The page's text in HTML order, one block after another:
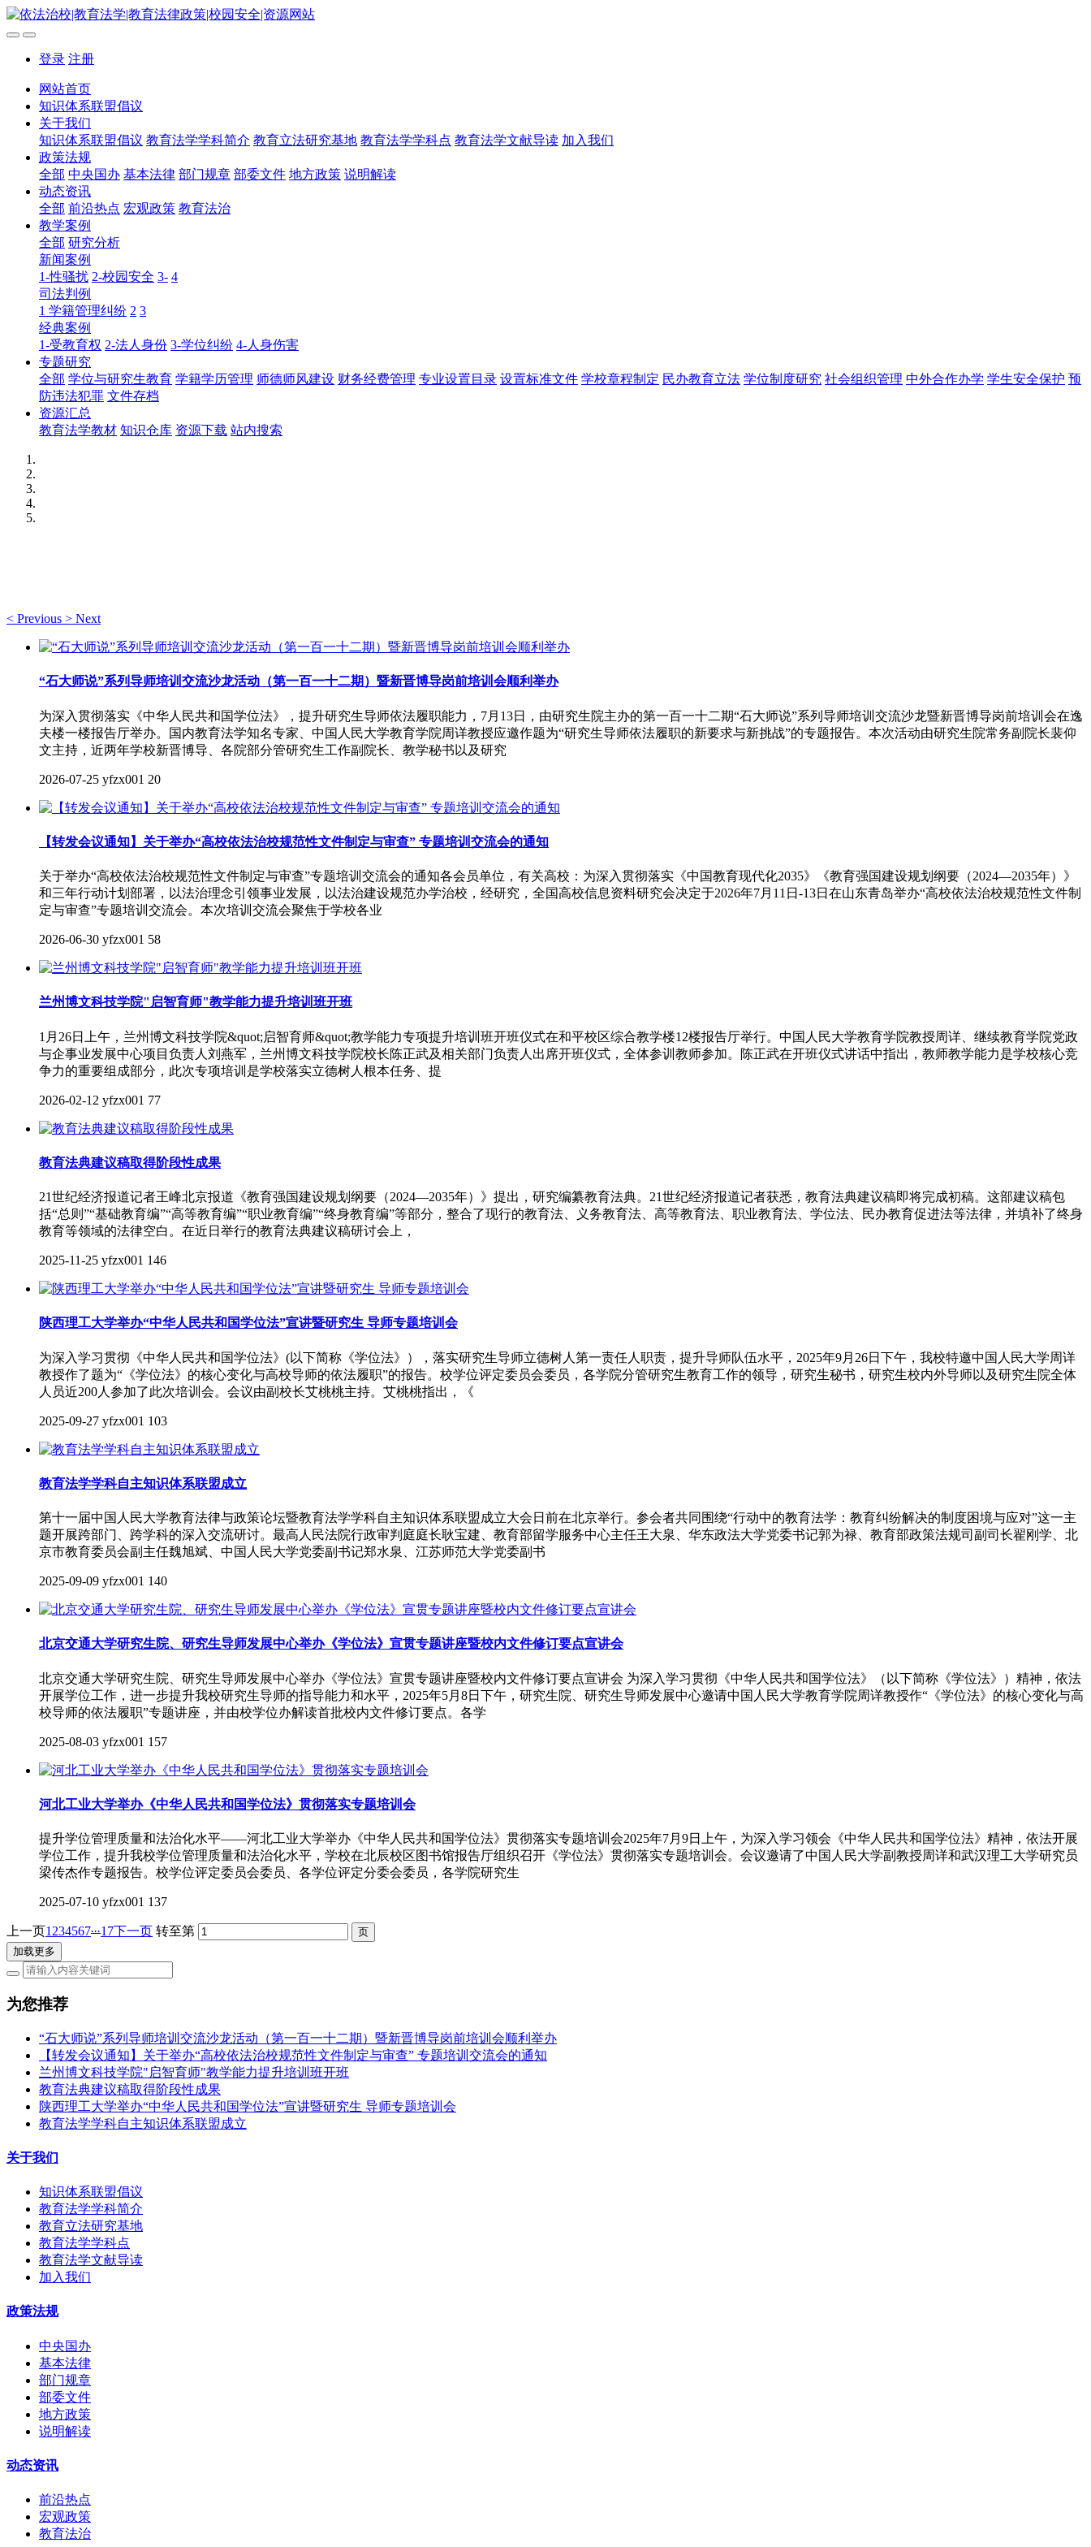
登录 注册
网站首页
知识体系联盟倡议
关于我们
知识体系联盟倡议 教育法学学科简介 教育立法研究基地 教育法学学科点 教育法学文献导读 加入我们
政策法规
全部 中央国办 基本法律 部门规章 部委文件 地方政策 说明解读
动态资讯
全部 前沿热点 宏观政策 教育法治
教学案例
全部 研究分析
新闻案例
1-性骚扰 2-校园安全 3- 4
司法判例
1 学籍管理纠纷 2 3
经典案例
1-受教育权 2-法人身份 3-学位纠纷 4-人身伤害
专题研究
全部 学位与研究生教育 学籍学历管理 师德师风建设 财务经费管理 专业设置目录 设置标准文件 学校章程制定 民办教育立法 学位制度研究 社会组织管理 中外合作办学 学生安全保护 预
防违法犯罪 文件存档
资源汇总
教育法学教材 知识仓库 资源下载 站内搜索
< Previous > Next
“石大师说”系列导师培训交流沙龙活动（第一百一十二期）暨新晋博导岗前培训会顺利举办
为深入贯彻落实《中华人民共和国学位法》，提升研究生导师依法履职能力，7月13日，由研究生院主办的第一百一十二期“石大师说”系列导师培训交流沙龙暨新晋博导岗前培训会在逸
夫楼一楼报告厅举办。国内教育法学知名专家、中国人民大学教育学院周详教授应邀作题为“研究生导师依法履职的新要求与新挑战”的专题报告。本次活动由研究生院常务副院长裴仰
文主持，近两年学校新晋博导、各院部分管研究生工作副院长、教学秘书以及研究
2026-07-25 yfzx001 20
【转发会议通知】关于举办“高校依法治校规范性文件制定与审查” 专题培训交流会的通知
关于举办“高校依法治校规范性文件制定与审查”专题培训交流会的通知各会员单位，有关高校：为深入贯彻落实《中国教育现代化2035》《教育强国建设规划纲要（2024—2035年）》
和三年行动计划部署，以法治理念引领事业发展，以法治建设规范办学治校，经研究，全国高校信息资料研究会决定于2026年7月11日-13日在山东青岛举办“高校依法治校规范性文件制
定与审查”专题培训交流会。本次培训交流会聚焦于学校各业
2026-06-30 yfzx001 58
兰州博文科技学院"启智育师"教学能力提升培训班开班
1月26日上午，兰州博文科技学院&quot;启智育师&quot;教学能力专项提升培训班开班仪式在和平校区综合教学楼12楼报告厅举行。中国人民大学教育学院教授周详、继续教育学院党政
与企事业发展中心项目负责人刘燕军，兰州博文科技学院校长陈正武及相关部门负责人出席开班仪式，全体参训教师参加。陈正武在开班仪式讲话中指出，教师教学能力是学校核心竞
争力的重要组成部分，此次专项培训是学校落实立德树人根本任务、提
2026-02-12 yfzx001 77
教育法典建议稿取得阶段性成果
21世纪经济报道记者王峰北京报道《教育强国建设规划纲要（2024—2035年）》提出，研究编纂教育法典。21世纪经济报道记者获悉，教育法典建议稿即将完成初稿。这部建议稿包
括“总则”“基础教育编”“高等教育编”“职业教育编”“终身教育编”等部分，整合了现行的教育法、义务教育法、高等教育法、职业教育法、学位法、民办教育促进法等法律，并填补了终身
教育等领域的法律空白。在近日举行的教育法典建议稿研讨会上，
2025-11-25 yfzx001 146
陕西理工大学举办“中华人民共和国学位法”宣讲暨研究生 导师专题培训会
为深入学习贯彻《中华人民共和国学位法》(以下简称《学位法》），落实研究生导师立德树人第一责任人职责，提升导师队伍水平，2025年9月26日下午，我校特邀中国人民大学周详
教授作了题为“《学位法》的核心变化与高校导师的依法履职”的报告。校学位评定委员会委员，各学院分管研究生教育工作的领导，研究生秘书，研究生校内外导师以及研究生院全体
人员近200人参加了此次培训会。会议由副校长艾桃桃主持。艾桃桃指出，《
2025-09-27 yfzx001 103
教育法学学科自主知识体系联盟成立
第十一届中国人民大学教育法律与政策论坛暨教育法学学科自主知识体系联盟成立大会日前在北京举行。参会者共同围绕“行动中的教育法学：教育纠纷解决的制度困境与应对”这一主
题开展跨部门、跨学科的深入交流研讨。最高人民法院行政审判庭庭长耿宝建、教育部留学服务中心主任王大泉、华东政法大学党委书记郭为禄、教育部政策法规司副司长翟刚学、北
京市教育委员会副主任魏旭斌、中国人民大学党委副书记郑水泉、江苏师范大学党委副书
2025-09-09 yfzx001 140
北京交通大学研究生院、研究生导师发展中心举办《学位法》宣贯专题讲座暨校内文件修订要点宣讲会
北京交通大学研究生院、研究生导师发展中心举办《学位法》宣贯专题讲座暨校内文件修订要点宣讲会 为深入学习贯彻《中华人民共和国学位法》（以下简称《学位法》）精神，依法
开展学位工作，进一步提升我校研究生导师的指导能力和水平，2025年5月8日下午，研究生院、研究生导师发展中心邀请中国人民大学教育学院周详教授作“《学位法》的核心变化与高
校导师的依法履职”专题讲座，并由校学位办解读首批校内文件修订要点。各学
2025-08-03 yfzx001 157
河北工业大学举办《中华人民共和国学位法》贯彻落实专题培训会
提升学位管理质量和法治化水平——河北工业大学举办《中华人民共和国学位法》贯彻落实专题培训会2025年7月9日上午，为深入学习领会《中华人民共和国学位法》精神，依法开展
学位工作，提升我校学位管理质量和法治化水平，学校在北辰校区图书馆报告厅组织召开《学位法》贯彻落实专题培训会。会议邀请了中国人民大学副教授周详和武汉理工大学研究员
梁传杰作专题报告。校学位评定委员会委员、各学位评定分委会委员，各学院研究生
2025-07-10 yfzx001 137
上一页1 234567...17下一页 转至第
加载更多
为您推荐
“石大师说”系列导师培训交流沙龙活动（第一百一十二期）暨新晋博导岗前培训会顺利举办
【转发会议通知】关于举办“高校依法治校规范性文件制定与审查” 专题培训交流会的通知
兰州博文科技学院"启智育师"教学能力提升培训班开班
教育法典建议稿取得阶段性成果
陕西理工大学举办“中华人民共和国学位法”宣讲暨研究生 导师专题培训会
教育法学学科自主知识体系联盟成立
关于我们
知识体系联盟倡议
教育法学学科简介
教育立法研究基地
教育法学学科点
教育法学文献导读
加入我们
政策法规
中央国办
基本法律
部门规章
部委文件
地方政策
说明解读
动态资讯
前沿热点
宏观政策
教育法治